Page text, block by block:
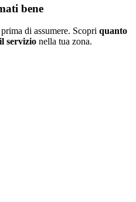
bene
di assumere. Scopri quanto
servizio nella tua zona.